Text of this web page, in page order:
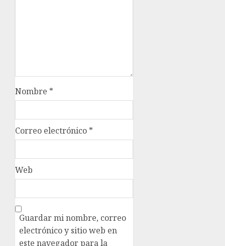
Nombre *
Correo electrónico *
Web
Guardar mi nombre, correo
electrónico y sitio web en
este navegador para la